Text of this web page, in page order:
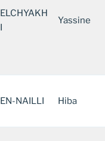
ELCHYAKH
I
Yassine
EN-NAILLI Hiba